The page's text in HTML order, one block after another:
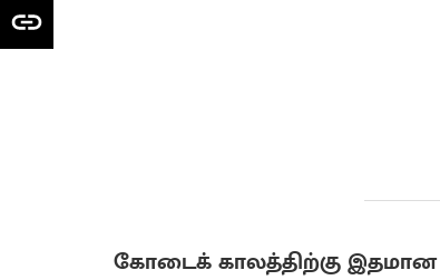
கோடைக் காலத்திற்கு இதமான